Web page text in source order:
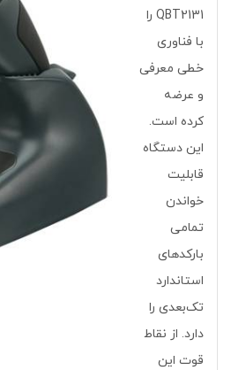
QBT2131 را
با فناوری
خطی معرفی
و عرضه
کرده است.
این دستگاه
قابلیت
خواندن
تمامی
بارکدهای
استاندارد
تک‌بعدی را
دارد. از نقاط
قوت این